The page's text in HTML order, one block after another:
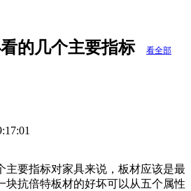
的几个主要指标 看全部
主要指标对家具来说，板材应该是最
块抗倍特板材的好坏可以从五个属性